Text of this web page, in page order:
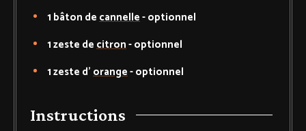
1 bâton decannelle-optionnel
1zeste decitron-optionnel
1zeste d'orange-optionnel
Instructions